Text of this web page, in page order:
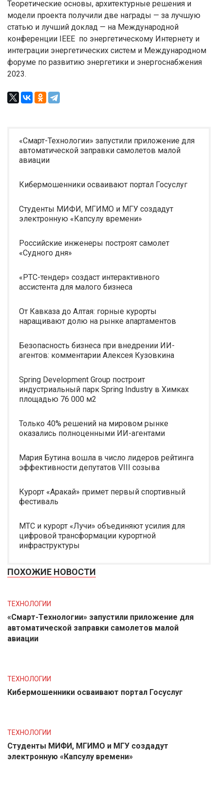
Теоретические основы, архитектурные решения и
модели проекта получили две награды — за лучшую
статью и лучший доклад — на Международной
конференции IEEE по энергетическому Интернету и
интеграции энергетических систем и Международном
форуме по развитию энергетики и энергоснабжения
2023.
«Смарт-Технологии» запустили приложение для
автоматической заправки самолетов малой
авиации
Кибермошенники осваивают портал Госуслуг
Студенты МИФИ, МГИМО и МГУ создадут
электронную «Капсулу времени»
Российские инженеры построят самолет
«Судного дня»
«РТС-тендер» создаст интерактивного
ассистента для малого бизнеса
От Кавказа до Алтая: горные курорты
наращивают долю на рынке апартаментов
Безопасность бизнеса при внедрении ИИ-
агентов: комментарии Алексея Кузовкина
Spring Development Group построит
индустриальный парк Spring Industry в Химках
площадью 76 000 м2
Только 40% решений на мировом рынке
оказались полноценными ИИ-агентами
Мария Бутина вошла в число лидеров рейтинга
эффективности депутатов VIII созыва
Курорт «Аракай» примет первый спортивный
фестиваль
МТС и курорт «Лучи» объединяют усилия для
цифровой трансформации курортной
инфраструктуры
ПОХОЖИЕ НОВОСТИ
ТЕХНОЛОГИИ
«Смарт-Технологии» запустили приложение для
автоматической заправки самолетов малой
авиации
ТЕХНОЛОГИИ
Кибермошенники осваивают портал Госуслуг
ТЕХНОЛОГИИ
Студенты МИФИ, МГИМО и МГУ создадут
электронную «Капсулу времени»